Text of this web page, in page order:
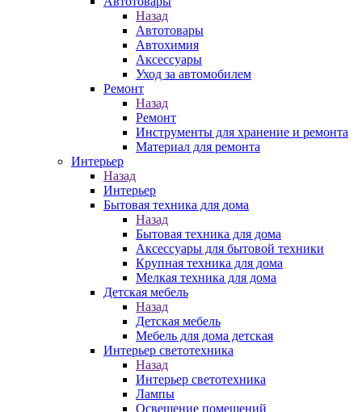
Назад
Автотовары
Автохимия
Аксессуары
Уход за автомобилем
Ремонт
Назад
Ремонт
Инструменты для хранение и ремонта
Материал для ремонта
Интерьер
Назад
Интерьер
Бытовая техника для дома
Назад
Бытовая техника для дома
Аксессуары для бытовой техники
Крупная техника для дома
Мелкая техника для дома
Детская мебель
Назад
Детская мебель
Мебель для дома детская
Интерьер светотехника
Назад
Интерьер светотехника
Лампы
Освещение помещений